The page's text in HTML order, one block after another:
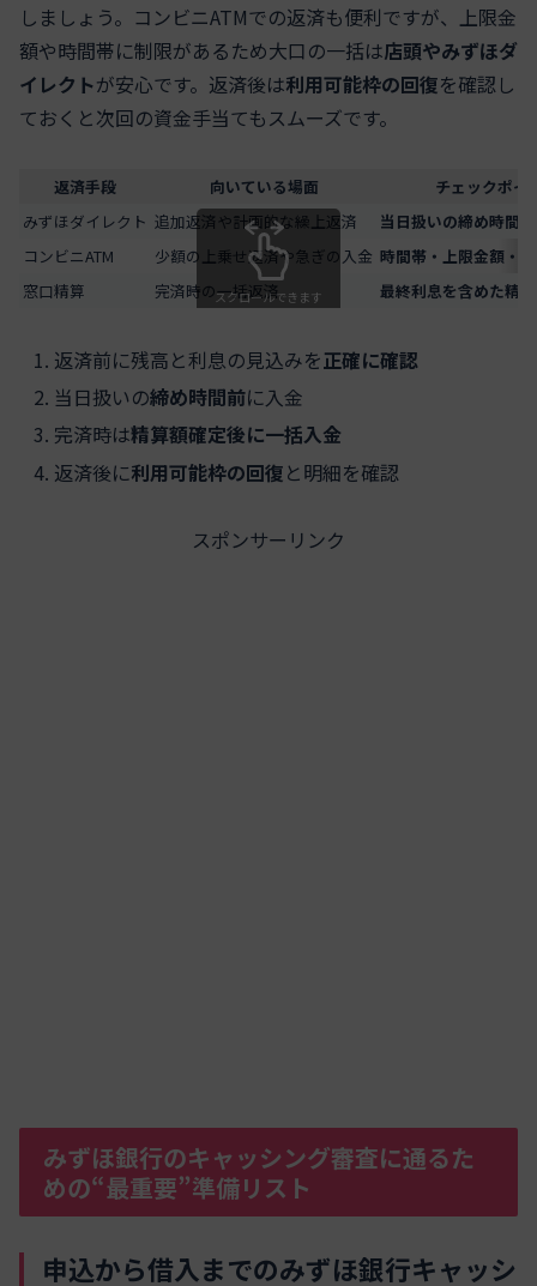
しましょう。コンビニATMでの返済も便利ですが、上限金
額や時間帯に制限があるため大口の一括は店頭やみずほダ
イレクトが安心です。返済後は利用可能枠の回復を確認し
ておくと次回の資金手当てもスムーズです。
返済手段 向いている場面
チェックポイ
みずほダイレクト 追加返済や計画的な繰上返済 当日扱いの締め時間
コンビニATM
少額の上乗せ返済や急ぎの入金 時間帯・上限金額・
窓口精算
完済時の一括返済 最終利息を含めた精
スクロールできます
返済前に残高と利息の見込みを正確に確認
当日扱いの締め時間前に入金
完済時は精算額確定後に一括入金
返済後に利用可能枠の回復と明細を確認
スポンサーリンク
みずほ銀行のキャッシング審査に通るた
めの“最重要”準備リスト
申込から借入までのみずほ銀行キャッシ